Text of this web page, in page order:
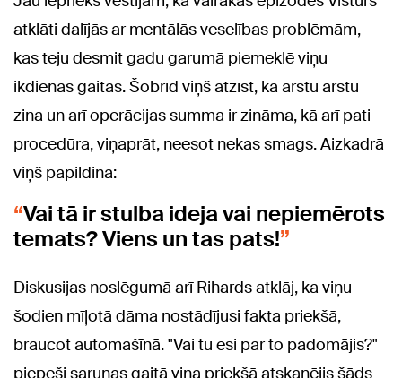
atklāti dalījās ar mentālās veselības problēmām,
kas teju desmit gadu garumā piemeklē viņu
ikdienas gaitās. Šobrīd viņš atzīst, ka ārstu ārstu
zina un arī operācijas summa ir zināma, kā arī pati
procedūra, viņaprāt, neesot nekas smags. Aizkadrā
viņš papildina:
Vai tā ir stulba ideja vai nepiemērots
temats? Viens un tas pats!
Diskusijas noslēgumā arī Rihards atklāj, ka viņu
šodien mīļotā dāma nostādījusi fakta priekšā,
braucot automašīnā. "Vai tu esi par to padomājis?"
piepeši sarunas gaitā viņa priekšā atskanējis šāds